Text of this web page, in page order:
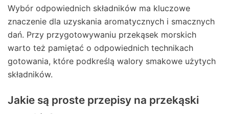
Wybór odpowiednich składników ma kluczowe
znaczenie dla uzyskania aromatycznych i smacznych
dań. Przy przygotowywaniu przekąsek morskich
warto też pamiętać o odpowiednich technikach
gotowania, które podkreślą walory smakowe użytych
składników.
Jakie są proste przepisy na przekąski